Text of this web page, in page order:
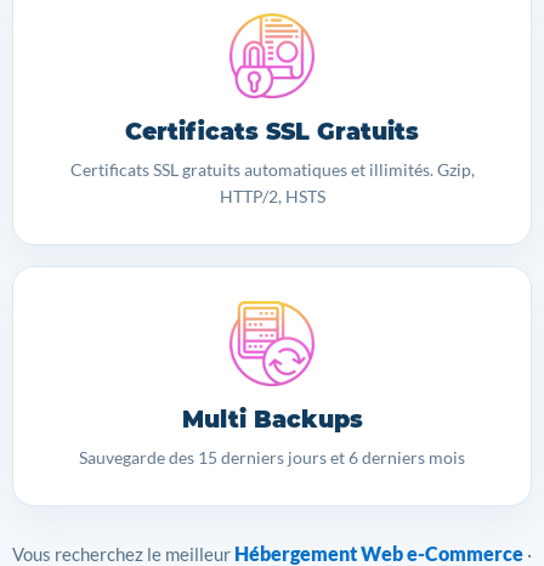
Certificats SSL Gratuits
Certificats SSL gratuits automatiques et illimités. Gzip,
HTTP/2, HSTS
Multi Backups
Sauvegarde des 15 derniers jours et 6 derniers mois
Vous recherchez le meilleur Hébergement Web e-Commerce ·